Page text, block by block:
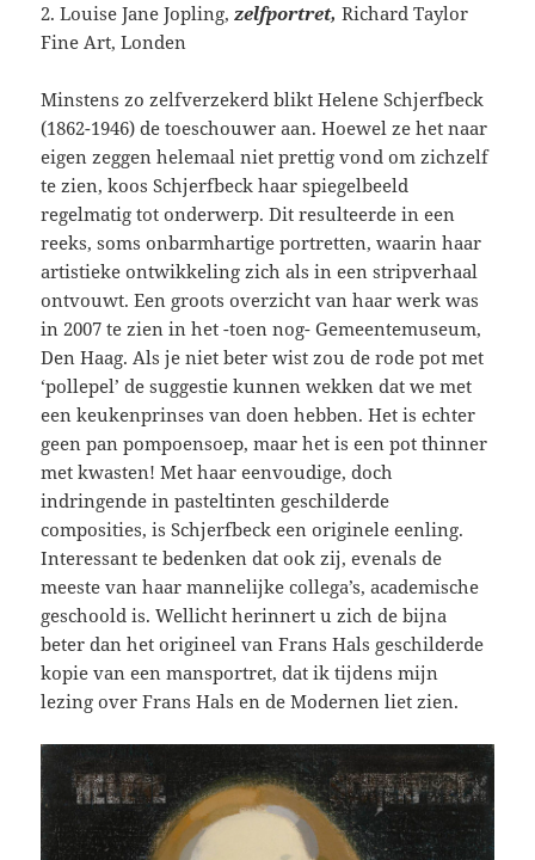
2. Louise Jane Jopling,zelfportret,Richard Taylor
Fine Art, Londen
Minstens zo zelfverzekerd blikt Helene Schjerfbeck
(1862-1946) de toeschouwer aan. Hoewel ze het naar
eigen zeggen helemaal niet prettig vond om zichzelf
te zien, koos Schjerfbeck haar spiegelbeeld
regelmatig tot onderwerp. Dit resulteerde in een
reeks, soms onbarmhartige portretten, waarin haar
artistieke ontwikkeling zich als in een stripverhaal
ontvouwt. Een groots overzicht van haar werk was
in 2007 te zien in het -toen nog- Gemeentemuseum,
Den Haag. Als je niet beter wist zou de rode pot met
‘pollepel’ de suggestie kunnen wekken dat we met
een keukenprinses van doen hebben. Het is echter
geen pan pompoensoep, maar het is een pot thinner
met kwasten! Met haar eenvoudige, doch
indringende in pasteltinten geschilderde
composities, is Schjerfbeck een originele eenling.
Interessant te bedenken dat ook zij, evenals de
meeste van haar mannelijke collega’s, academische
geschoold is. Wellicht herinnert u zich de bijna
beter dan het origineel van Frans Hals geschilderde
kopie van een mansportret, dat ik tijdens mijn
lezing over Frans Hals en de Modernen liet zien.